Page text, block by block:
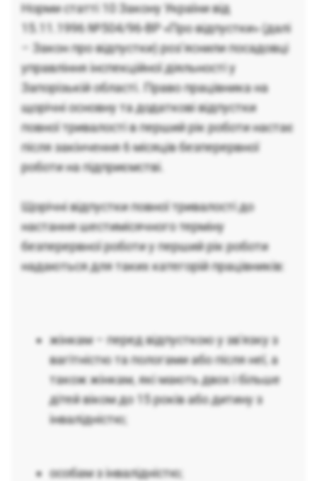
Норми статті 10 Закону України від
15.11.1996 №504/96-ВР «Про відпустки» (далі
– Закон про відпустки) роз’яснили посадовці
управління інспекційної діяльності у
Запорізькій області. Право працівника на
щорічні основну та додаткові відпустки
повної тривалості в перший рік роботи настає
після закінчення 6 місяців безперервної
роботи на підприємстві.
Щорічні відпустки повної тривалості до
настання шестимісячного терміну
безперервної роботи у перший рік роботи
надаються для таких категорій працівників:
жінкам – перед відпусткою у зв'язку з
вагітністю та пологами або після неї, а
також жінкам, які мають двох і більше
дітей віком до 15 років або дитину з
інвалідністю;
особам з інвалідністю;